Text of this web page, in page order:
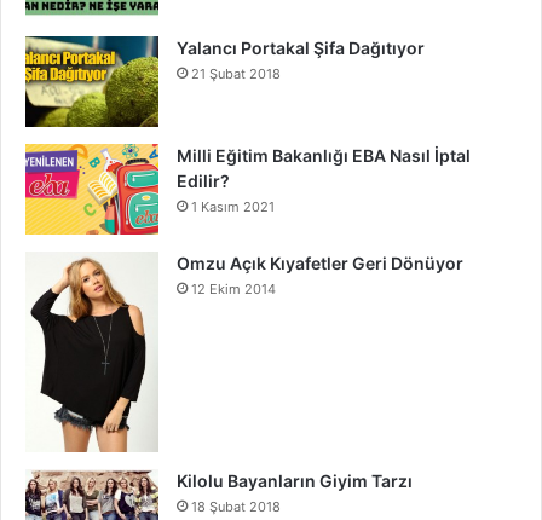
Yalancı Portakal Şifa Dağıtıyor
21 Şubat 2018
Milli Eğitim Bakanlığı EBA Nasıl İptal
Edilir?
1 Kasım 2021
Omzu Açık Kıyafetler Geri Dönüyor
12 Ekim 2014
Kilolu Bayanların Giyim Tarzı
18 Şubat 2018